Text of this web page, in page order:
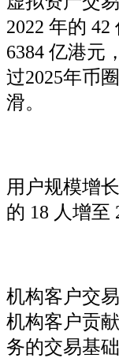
2022 年的
6384 亿港元
过2025年币
滑。
用户规模增
的 18 人增至
机构客户交
机构客户贡
务的交易基